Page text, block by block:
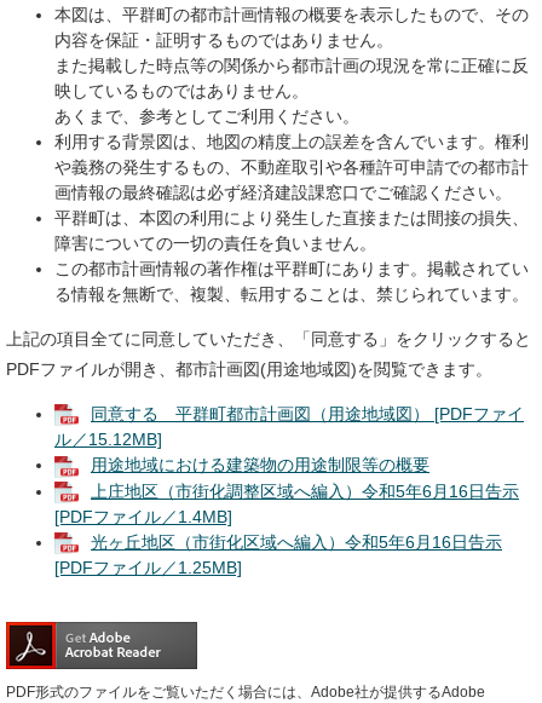
本図は、平群町の都市計画情報の概要を表示したもので、その
内容を保証・証明するものではありません。
また掲載した時点等の関係から都市計画の現況を常に正確に反
映しているものではありません。
あくまで、参考としてご利用ください。
利用する背景図は、地図の精度上の誤差を含んでいます。権利
や義務の発生するもの、不動産取引や各種許可申請での都市計
画情報の最終確認は必ず経済建設課窓口でご確認ください。
平群町は、本図の利用により発生した直接または間接の損失、
障害についての一切の責任を負いません。
この都市計画情報の著作権は平群町にあります。掲載されてい
る情報を無断で、複製、転用することは、禁じられています。
上記の項目全てに同意していただき、「同意する」をクリックすると
PDFファイルが開き、都市計画図(用途地域図)を閲覧できます。
同意する 平群町都市計画図（用途地域図） [PDFファイ
ル／15.12MB]
用途地域における建築物の用途制限等の概要
上庄地区（市街化調整区域へ編入）令和5年6月16日告示
[PDFファイル／1.4MB]
光ヶ丘地区（市街化区域へ編入）令和5年6月16日告示
[PDFファイル／1.25MB]
PDF形式のファイルをご覧いただく場合には、Adobe社が提供するAdobe